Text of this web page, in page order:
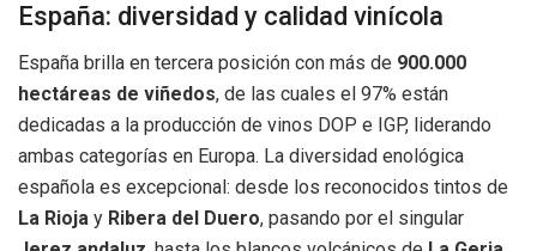
España: diversidad y calidad vinícola
España brilla en tercera posición con más de 900.000
hectáreas de viñedos, de las cuales el 97% están
dedicadas a la producción de vinos DOP e IGP, liderando
ambas categorías en Europa. La diversidad enológica
española es excepcional: desde los reconocidos tintos de
La Rioja y Ribera del Duero, pasando por el singular